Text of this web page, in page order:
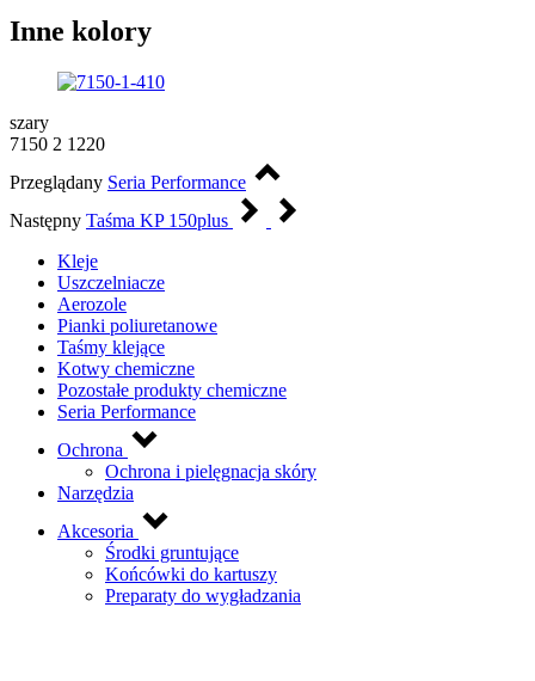
Inne kolory
szary
7150 2 1220
Przeglądany Seria Performance
Następny Taśma KP 150plus
Kleje
Uszczelniacze
Aerozole
Pianki poliuretanowe
Taśmy klejące
Kotwy chemiczne
Pozostałe produkty chemiczne
Seria Performance
Ochrona
Ochrona i pielęgnacja skóry
Narzędzia
Akcesoria
Środki gruntujące
Końcówki do kartuszy
Preparaty do wygładzania